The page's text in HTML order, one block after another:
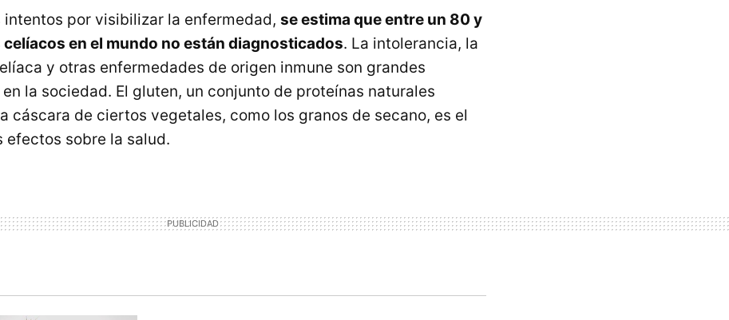
intentos por visibilizar la enfermedad, se estima que entre un 80 y
celíacos en el mundo no están diagnosticados. La intolerancia, la
y otras enfermedades de origen inmune son grandes
la sociedad. El gluten, un conjunto de proteínas naturales
cáscara de ciertos vegetales, como los granos de secano, es el
efectos sobre la salud.